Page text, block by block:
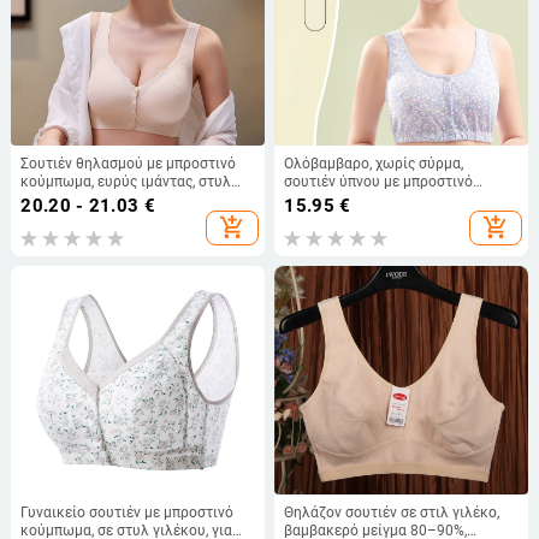
Σουτιέν θηλασμού με μπροστινό
κούμπωμα, ευρύς ιμάντας, στυλ
γιλέκο, μη αποσπώμενες κύπελλα,
20.20 - 21.03 €
add_shopping_cart
Ολόβαμβαρο, χωρίς σύρμα,
σουτιέν ύπνου με μπροστινό
κούμπωμα για ώριμες γυναίκες,
15.95 €
add_shopping_cart
Γυναικείο σουτιέν με μπροστινό
κούμπωμα, σε στυλ γιλέκου, για
Θηλάζον σουτιέν σε στιλ γιλέκο,
βαμβακερό μείγμα 80–90%,